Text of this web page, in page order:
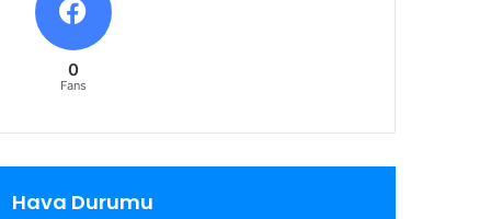
0
Fans
Hava Durumu